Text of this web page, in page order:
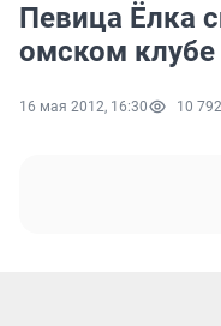
Певица Ёлка
омском клубе
16 мая 2012, 16:30 10 792